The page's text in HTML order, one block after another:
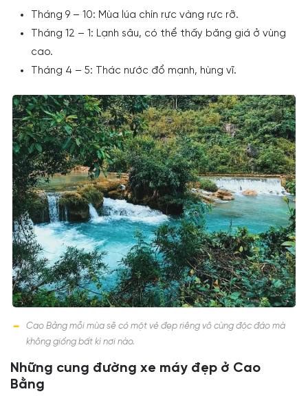
Tháng 9 – 10: Mùa lúa chín rực vàng rực rỡ.
Tháng 12 – 1: Lạnh sâu, có thể thấy băng giá ở vùng
cao.
Tháng 4 – 5: Thác nước đổ mạnh, hùng vĩ.
Cao Bằng mỗi mùa sẽ có một vẻ đẹp riêng vô cùng độc đáo mà
không giống bất kì nơi nào.
Những cung đường xe máy đẹp ở Cao
Bằng